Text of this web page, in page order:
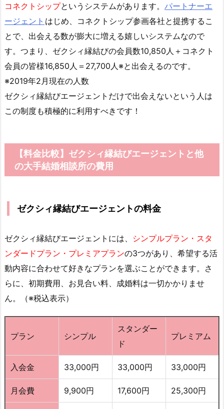
コネクトシップというシステムがあります。 パートナーエ
ージェント はじめ、コネクトシップ参画各社と提携するこ
とで、出会える数が膨大に増える嬉しいシステムなので
す。つまり、ゼクシィ縁結びの会員数10,850人＋コネクト
会員の皆様16,850人＝27,700人※と出会えるのです。
※2019年2月現在の人数
ゼクシィ縁結びエージェントだけで出会えないという人は
この制度も積極的に利用すべきです！
【料金比較】ゼクシィ縁結びエージェントと他
の大手結婚相談所の費用
ゼクシィ縁結びエージェントの料金
ゼクシィ縁結びエージェントには、 シンプルプラン・スタ
ンダードプラン・プレミアプランの3つがあり、希望する活
動内容に合わせて好きなプランを選ぶことができます。さ
らに、初期費用、お見合い料、成婚料は一切かかりませ
ん。（※税込表示）
プラン シンプル
スタンダー
ド
プレミアム
入会金 33,000円 33,000円 33,000円
月会費 9,900円 17,600円 25,300円